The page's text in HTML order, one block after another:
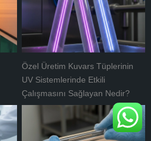
Özel Üretim Kuvars Tüplerinin
UV Sistemlerinde Etkili
Çalışmasını Sağlayan Nedir?